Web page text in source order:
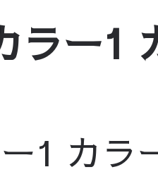
ラー1
1 カ